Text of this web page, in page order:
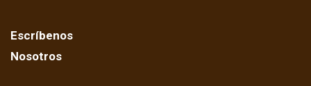
Escríbenos
Nosotros